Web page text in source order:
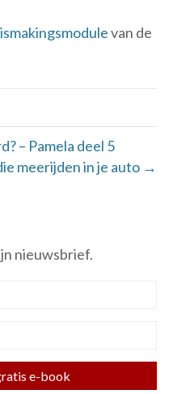
van de
– Pamela deel 5
meerijden in je auto →
nieuwsbrief.
e-book